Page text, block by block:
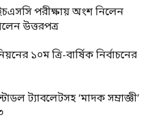
পরীক্ষায় অংশ নিলেন
উত্তরপত্র
১০ম ত্রি-বার্ষিক নির্বাচনের
ট্যাবলেটসহ ‘মাদক সম্রাজ্ঞী’